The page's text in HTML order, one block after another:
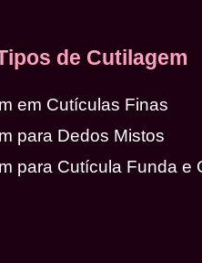
de Cutilagem
em Cutículas Finas
para Dedos Mistos
para Cutícula Funda e